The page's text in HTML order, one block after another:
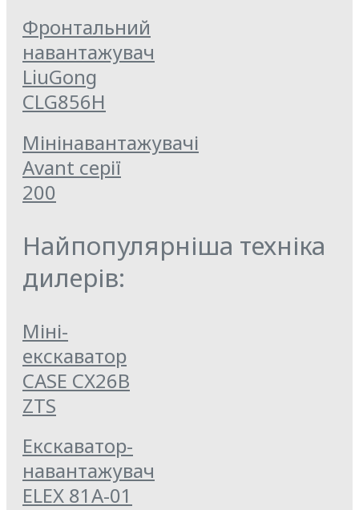
Фронтальний
навантажувач
LiuGong
CLG856Н
Мінінавантажувачі
Avant серії
200
Найпопулярніша техніка
дилерів:
Міні-
екскаватор
CASE CX26B
ZTS
Екскаватор-
навантажувач
ELEX 81А-01